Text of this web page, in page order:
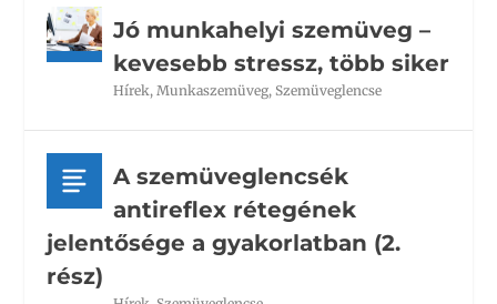
Jó munkahelyi szemüveg –
kevesebb stressz, több siker
Hírek,Munkaszemüveg, Szemüveglencse
A szemüveglencsék
antireflex rétegének
jelentősége a gyakorlatban (2.
rész)